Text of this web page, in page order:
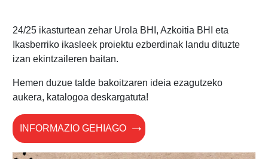
24/25 ikasturtean zehar Urola BHI, Azkoitia BHI eta
Ikasberriko ikasleek proiektu ezberdinak landu dituzte
izan ekintzaileren baitan.
Hemen duzue talde bakoitzaren ideia ezagutzeko
aukera, katalogoa deskargatuta!
INFORMAZIO GEHIAGO